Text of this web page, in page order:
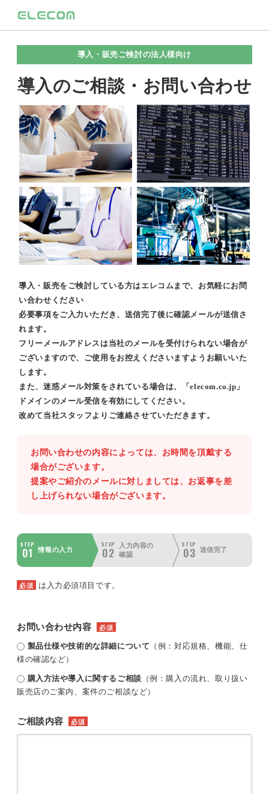
導入・販売ご検討の法人様向け
導入のご相談・お問い合わせ
導入・販売をご検討している方はエレコムまで、お気軽にお問
い合わせください
必要事項をご入力いただき、送信完了後に確認メールが送信さ
れます。
フリーメールアドレスは当社のメールを受付けられない場合が
ございますので、ご使用をお控えくださいますようお願いいた
します。
また、迷惑メール対策をされている場合は、「elecom.co.jp」
ドメインのメール受信を有効にしてください。
改めて当社スタッフよりご連絡させていただきます。
お問い合わせの内容によっては、お時間を頂戴する
場合がございます。
提案やご紹介のメールに対しましては、お返事を差
し上げられない場合がございます。
STEP
01 情報の入力
STEP
02
入力内容の
確認
STEP
03 送信完了
必須 は入力必須項目です。
お問い合わせ内容 必須
製品仕様や技術的な詳細について （例：対応規格、機能、仕
様の確認など）
購入方法や導入に関するご相談 （例：購入の流れ、取り扱い
販売店のご案内、案件のご相談など）
ご相談内容 必須